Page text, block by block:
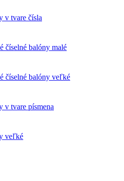
v tvare čísla
číselné balóny malé
číselné balóny veľké
v tvare písmena
veľké